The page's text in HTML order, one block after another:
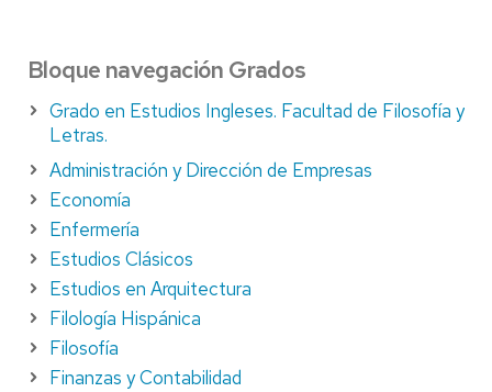
Bloque navegación Grados
Grado en Estudios Ingleses. Facultad de Filosofía y
Letras.
Administración y Dirección de Empresas
Economía
Enfermería
Estudios Clásicos
Estudios en Arquitectura
Filología Hispánica
Filosofía
Finanzas y Contabilidad